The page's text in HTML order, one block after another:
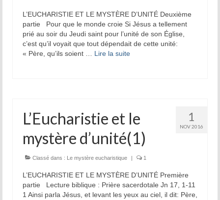
L’EUCHARISTIE ET LE MYSTÈRE D’UNITÉ Deuxième
partie Pour que le monde croie Si Jésus a tellement
prié au soir du Jeudi saint pour l’unité de son Église,
c’est qu’il voyait que tout dépendait de cette unité:
« Père, qu’ils soient … Lire la suite­­
1
NOV 2016
L’Eucharistie et le
mystère d’unité(1)
Classé dans : Le mystère eucharistique 1
L’EUCHARISTIE ET LE MYSTÈRE D’UNITÉ Première
partie Lecture biblique : Prière sacerdotale Jn 17, 1-11
1 Ainsi parla Jésus, et levant les yeux au ciel, il dit: Père,